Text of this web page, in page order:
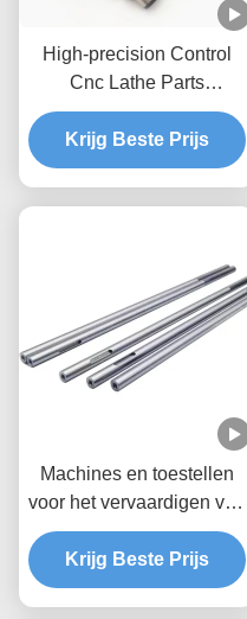
High-precision Control
Cnc Lathe Parts
Bewerkte ijzeren
aluminium Cnc Parts
Krijg Beste Prijs
Machines en toestellen
voor het vervaardigen van
machines en toestellen
voor het vervaardigen van
machines
Krijg Beste Prijs